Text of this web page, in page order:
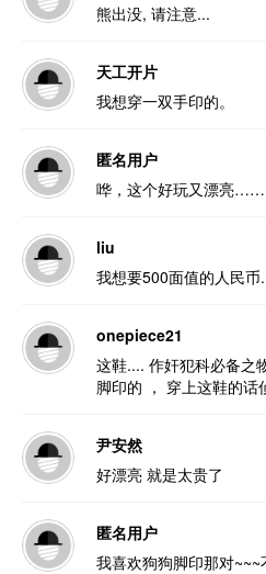
熊出没, 请注意...
天工开片
我想穿一双手印的。
匿名用户
哗，这个好玩又漂亮……
liu
我想要500面值的人民币
onepiece21
这鞋.... 作奸犯科必备之
脚印的 ， 穿上这鞋的
尹安然
好漂亮 就是太贵了
匿名用户
我喜欢狗狗脚印那对~~~